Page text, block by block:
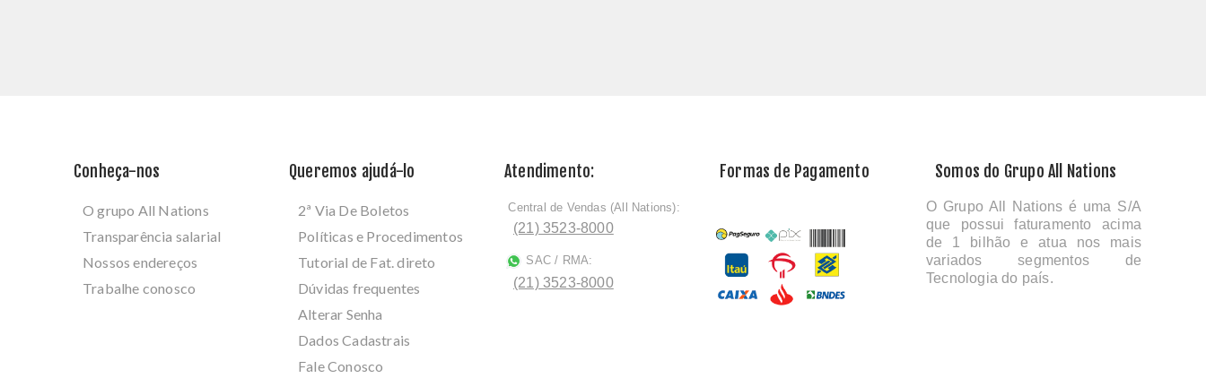
Conheça-nos
O grupo All Nations
Transparência salarial
Nossos endereços
Trabalhe conosco
Queremos ajudá-lo
2ª Via De Boletos
Políticas e Procedimentos
Tutorial de Fat. direto
Dúvidas frequentes
Alterar Senha
Dados Cadastrais
Fale Conosco
Atendimento:
ﾠCentral de Vendas (All Nations):
(21) 3523-8000
SAC / RMA:
(21) 3523-8000
Formas de Pagamento Somos do Grupo All Nations
O Grupo All Nations é uma S/A
que possui faturamento acima
de 1 bilhão e atua nos mais
variados segmentos de
Tecnologia do país.